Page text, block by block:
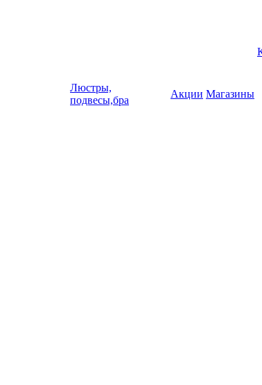
Люстры,
подвесы,бра
Акции Магазины